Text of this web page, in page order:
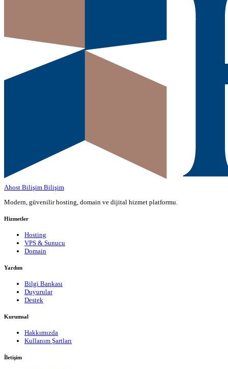
Ahost Bilişim Bilişim
Modern, güvenilir hosting, domain ve dijital hizmet platformu.
Hizmetler
Hosting
VPS & Sunucu
Domain
Yardım
Bilgi Bankası
Duyurular
Destek
Kurumsal
Hakkımızda
Kullanım Şartları
İletişim